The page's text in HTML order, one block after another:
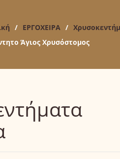
/ ΕΡΓΟΧΕΙΡΑ /
Άγιος Χρυσόστομος